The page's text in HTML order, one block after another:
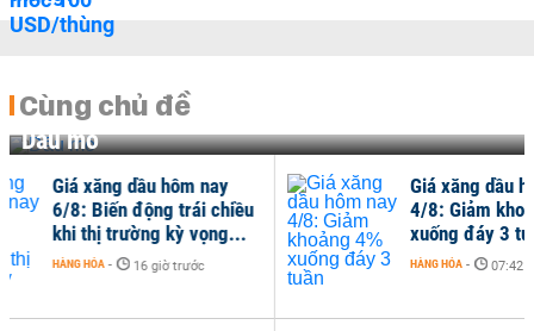
Cùng chủ đề
Dầu mỏ
Giá xăng dầu hôm nay
4/8: Giảm khoảng 4%
xuống đáy 3 tuần
HÀNG HÓA 07:42 | 04/08/2026